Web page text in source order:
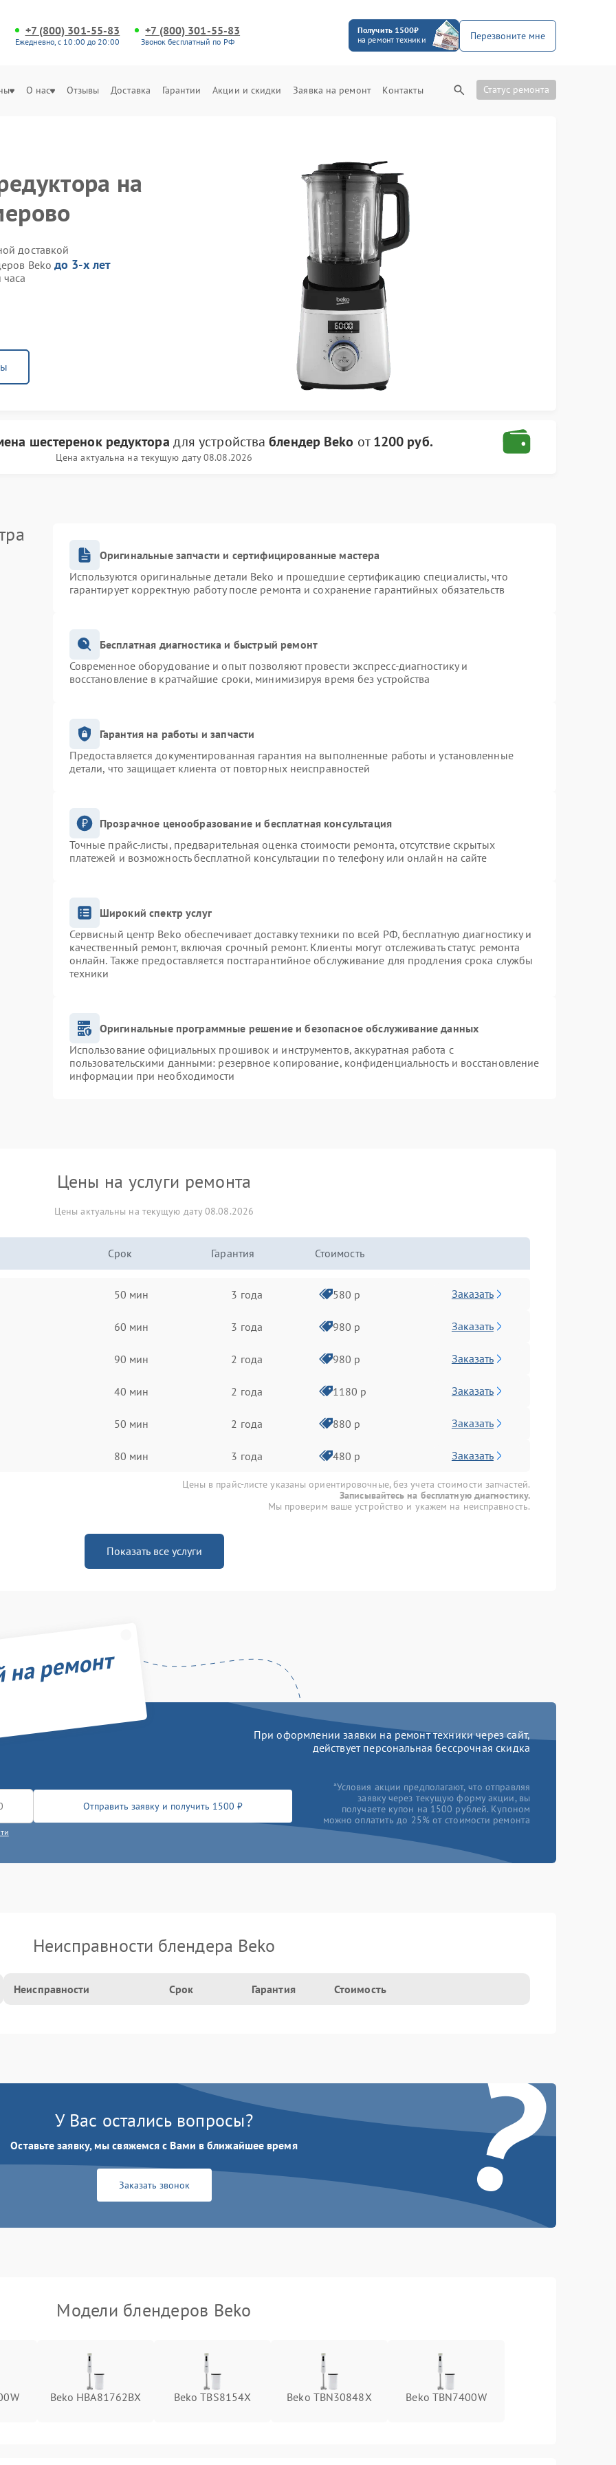
+7 (800) 301-55-83
Ежедневно, с 10:00 до 20:00
+7 (800) 301-55-83
Звонок бесплатный по РФ
Получить 1500₽
на ремонт техники
Перезвоните мне
О нас Отзывы Доставка Гарантии Акции и скидки Заявка на ремонт Контакты Статус ремонта
на
доставкой
Beko до 3-х лет
шестеренок редуктора для устройстваблендер Beko от1200 руб.
Цена актуальна на текущую дату 08.08.2026
Оригинальные запчасти и сертифицированные мастера
Используются оригинальные детали Beko и прошедшие сертификацию специалисты, что
гарантирует корректную работу после ремонта и сохранение гарантийных обязательств
Бесплатная диагностика и быстрый ремонт
Современное оборудование и опыт позволяют провести экспресс-диагностику и
восстановление в кратчайшие сроки, минимизируя время без устройства
Гарантия на работы и запчасти
Предоставляется документированная гарантия на выполненные работы и установленные
детали, что защищает клиента от повторных неисправностей
Прозрачное ценообразование и бесплатная консультация
Точные прайс-листы, предварительная оценка стоимости ремонта, отсутствие скрытых
платежей и возможность бесплатной консультации по телефону или онлайн на сайте
Широкий спектр услуг
Сервисный центр Beko обеспечивает доставку техники по всей РФ, бесплатную диагностику и
качественный ремонт, включая срочный ремонт. Клиенты могут отслеживать статус ремонта
онлайн. Также предоставляется постгарантийное обслуживание для продления срока службы
техники
Оригинальные программные решение и безопасное обслуживание данных
Использование официальных прошивок и инструментов, аккуратная работа с
пользовательскими данными: резервное копирование, конфиденциальность и восстановление
информации при необходимости
Цены на услуги ремонта
Цены актуальны на текущую дату 08.08.2026
Срок Гарантия Стоимость
50 мин 3 года 580 р Заказать
60 мин 3 года 980 р Заказать
90 мин 2 года 980 р Заказать
40 мин 2 года 1180 р Заказать
50 мин 2 года 880 р Заказать
80 мин 3 года 480 р Заказать
Цены в прайс-листе указаны ориентировочные, без учета стоимости запчастей.
Записывайтесь на бесплатную диагностику.
Мы проверим ваше устройство и укажем на неисправность.
Показать все услуги
ремонт
При оформлении заявки на ремонт техники через сайт,
действует персональная бессрочная скидка
Отправить заявку и получить 1500 ₽
*Условия акции предполагают, что отправляя
заявку через текущую форму акции, вы
получаете купон на 1500 рублей. Купоном
можно оплатить до 25% от стоимости ремонта
Неисправности блендера Beko
Неисправности Срок Гарантия Стоимость
?
У Вас остались вопросы?
Оставьте заявку, мы свяжемся с Вами в ближайшее время
Заказать звонок
Модели блендеров Beko
Beko HBA81762BX Beko TBS8154X Beko TBN30848X Beko TBN7400W